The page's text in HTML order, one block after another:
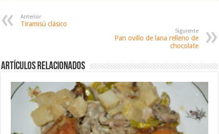
Anterior
Tiramisú clásico
Siguiente
Pan ovillo de lana relleno de
chocolate
Artículos relacionados